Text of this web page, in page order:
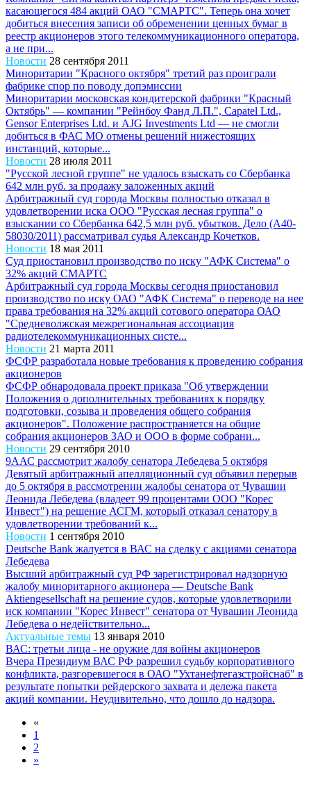
касающегося 484 акций ОАО "СМАРТС". Теперь она хочет
добиться внесения записи об обременении ценных бумаг в
реестр акционеров этого телекоммуникационного оператора,
а не при...
Новости 28 сентября 2011
Миноритарии "Красного октября" третий раз проиграли
фабрике спор по поводу допэмиссии
Миноритарии московская кондитерской фабрики "Красный
Октябрь" — компании "Рейнбоу Фанд Л.П.", Capatel Ltd.,
Gensor Enterprises Ltd. и AJG Investments Ltd — не смогли
добиться в ФАС МО отмены решений нижестоящих
инстанций, которые...
Новости 28 июля 2011
"Русской лесной группе" не удалось взыскать со Сбербанка
642 млн руб. за продажу заложенных акций
Арбитражный суд города Москвы полностью отказал в
удовлетворении иска ООО "Русская лесная группа" о
взыскании со Сбербанка 642,5 млн руб. убытков. Дело (А40-
58030/2011) рассматривал судья Александр Кочетков.
Новости 18 мая 2011
Суд приостановил производство по иску "АФК Система" о
32% акций СМАРТС
Арбитражный суд города Москвы сегодня приостановил
производство по иску ОАО "АФК Система" о переводе на нее
права требования на 32% акций сотового оператора ОАО
"Средневолжская межрегиональная ассоциация
радиотелекоммуникационных систе...
Новости 21 марта 2011
ФСФР разработала новые требования к проведению собрания
акционеров
ФСФР обнародовала проект приказа "Об утверждении
Положения о дополнительных требованиях к порядку
подготовки, созыва и проведения общего собрания
акционеров". Положение распространяется на общие
собрания акционеров ЗАО и ООО в форме собрани...
Новости 29 сентября 2010
9ААС рассмотрит жалобу сенатора Лебедева 5 октября
Девятый арбитражный апелляционный суд объявил перерыв
до 5 октября в рассмотрении жалобы сенатора от Чувашии
Леонида Лебедева (владеет 99 процентами ООО "Корес
Инвест") на решение АСГМ, который отказал сенатору в
удовлетворении требований к...
Новости 1 сентября 2010
Deutsche Bank жалуется в ВАС на сделку с акциями сенатора
Лебедева
Высший арбитражный суд РФ зарегистрировал надзорную
жалобу миноритарного акционера — Deutsche Bank
Aktiengesellschaft на решение судов, которые удовлетворили
иск компании "Корес Инвест" сенатора от Чувашии Леонида
Лебедева о недействительно...
Актуальные темы 13 января 2010
ВАС: третьи лица - не оружие для войны акционеров
Вчера Президиум ВАС РФ разрешил судьбу корпоративного
конфликта, разгоревшегося в ОАО "Ухтанефтегазстройснаб" в
результате попытки рейдерского захвата и дележа пакета
акций компании. Неудивительно, что дошло до надзора.
«
1
2
»